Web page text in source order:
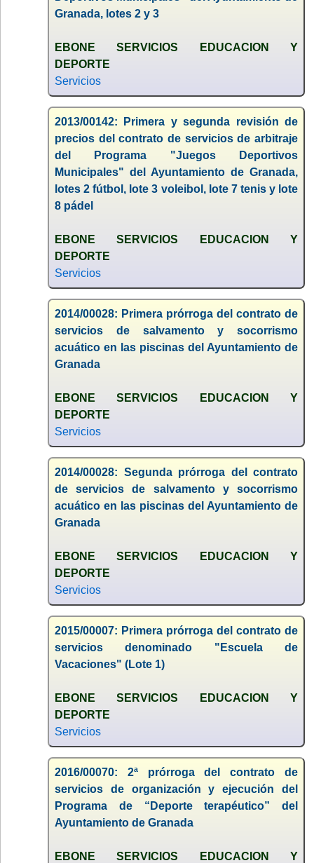
Granada, lotes 2 y 3
EBONE SERVICIOS EDUCACION Y
DEPORTE
Servicios
2013/00142: Primera y segunda revisión de
precios del contrato de servicios de arbitraje
del Programa "Juegos Deportivos
Municipales" del Ayuntamiento de Granada,
lotes 2 fútbol, lote 3 voleibol, lote 7 tenis y lote
8 pádel
EBONE SERVICIOS EDUCACION Y
DEPORTE
Servicios
2014/00028: Primera prórroga del contrato de
servicios de salvamento y socorrismo
acuático en las piscinas del Ayuntamiento de
Granada
EBONE SERVICIOS EDUCACION Y
DEPORTE
Servicios
2014/00028: Segunda prórroga del contrato
de servicios de salvamento y socorrismo
acuático en las piscinas del Ayuntamiento de
Granada
EBONE SERVICIOS EDUCACION Y
DEPORTE
Servicios
2015/00007: Primera prórroga del contrato de
servicios denominado "Escuela de
Vacaciones" (Lote 1)
EBONE SERVICIOS EDUCACION Y
DEPORTE
Servicios
2016/00070: 2ª prórroga del contrato de
servicios de organización y ejecución del
Programa de “Deporte terapéutico” del
Ayuntamiento de Granada
EBONE SERVICIOS EDUCACION Y